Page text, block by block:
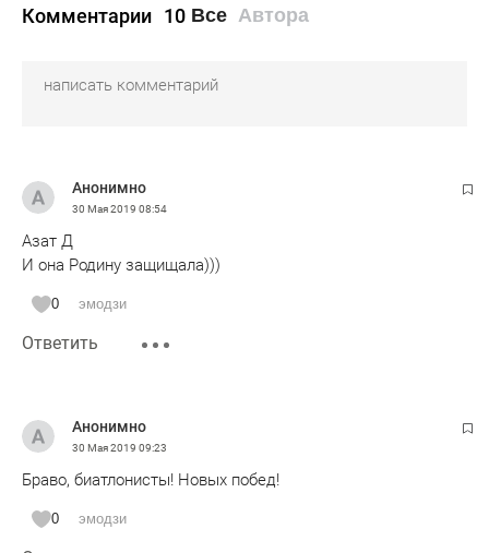
Комментарии 10 Все Автора
Анонимно
30 Мая 2019 08:54
Азат Д
И она Родину защищала)))
0 эмодзи
Ответить
Анонимно
30 Мая 2019 09:23
Браво, биатлонисты! Новых побед!
0 эмодзи